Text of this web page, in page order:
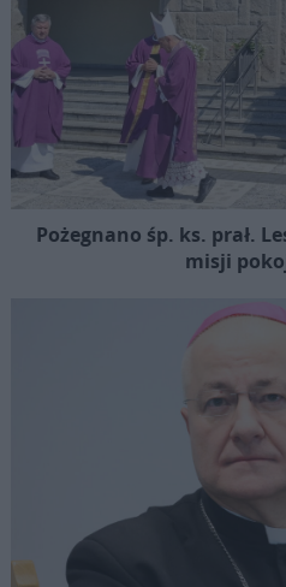
Pożegnano śp. ks. prał.
misji